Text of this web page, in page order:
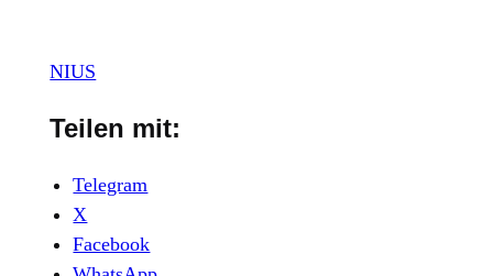
NIUS
Teilen mit:
Telegram
X
Facebook